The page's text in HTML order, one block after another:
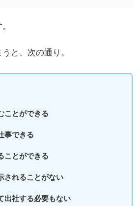
と、次の通り。
ことができる
事できる
ことができる
されることがない
出社する必要もない